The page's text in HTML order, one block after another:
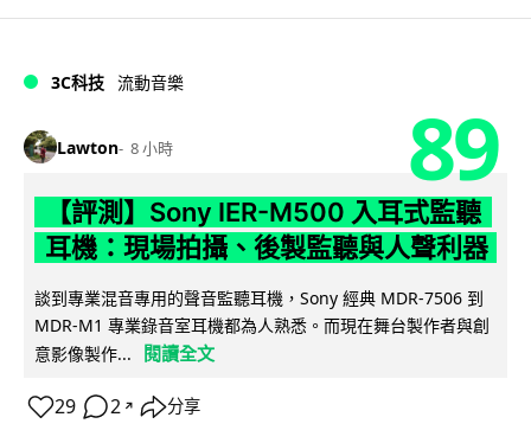
3C科技 流動音樂
Lawton 8 小時 89
【評測】Sony IER-M500 入耳式監聽
耳機：現場拍攝、後製監聽與人聲利器
談到專業混音專用的聲音監聽耳機，Sony 經典 MDR-7506 到
MDR-M1 專業錄音室耳機都為人熟悉。而現在舞台製作者與創
意影像製作...
閱讀全文
29 2 ↗ 分享